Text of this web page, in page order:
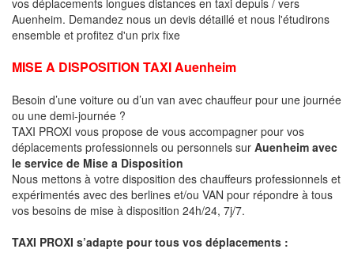
Auenheim. Demandez nous un devis détaillé et nous l'étudirons
ensemble et profitez d'un prix fixe
MISE A DISPOSITION TAXI Auenheim
Besoin d’une voiture ou d’un van avec chauffeur pour une journée
ou une demi-journée ?
TAXI PROXI vous propose de vous accompagner pour vos
déplacements professionnels ou personnels sur Auenheim avec
le service de Mise a Disposition
Nous mettons à votre disposition des chauffeurs professionnels et
expérimentés avec des berlines et/ou VAN pour répondre à tous
vos besoins de mise à disposition 24h/24, 7j/7.
TAXI PROXI s’adapte pour tous vos déplacements :